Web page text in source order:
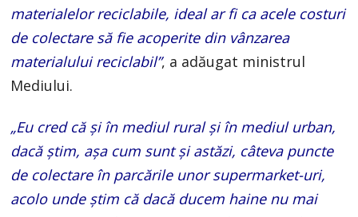
materialelor reciclabile, ideal ar fi ca acele costuri
de colectare să fie acoperite din vânzarea
materialului reciclabil”, a adăugat ministrul
Mediului.
„Eu cred că și în mediul rural și în mediul urban,
dacă știm, așa cum sunt și astăzi, câteva puncte
de colectare în parcările unor supermarket-uri,
acolo unde știm că dacă ducem haine nu mai